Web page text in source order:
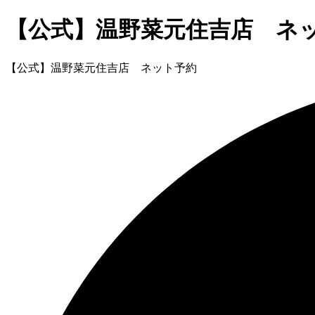
【公式】温野菜元住吉店 ネ
【公式】温野菜元住吉店 ネット予約